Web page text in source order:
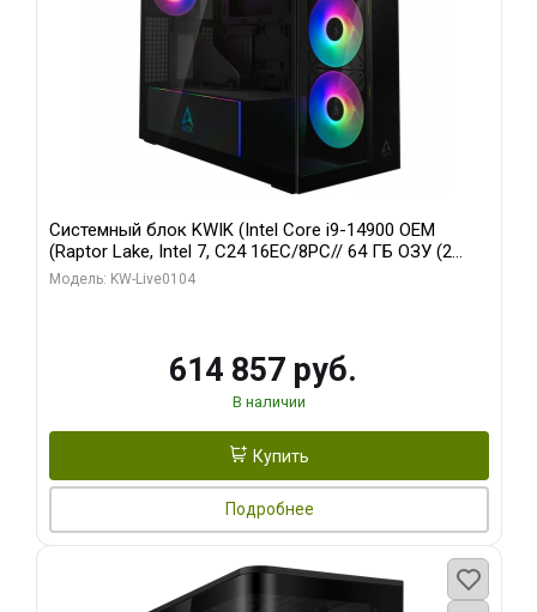
Системный блок KWIK (Intel Core i9-14900 OEM
(Raptor Lake, Intel 7, C24 16EC/8PC// 64 ГБ ОЗУ (2
модуля)/ Afox RTX4090 24GB GDDR6X 384-Bit 3xDP
Модель: KW-Live0104
614 857 руб.
В наличии
Купить
Подробнее